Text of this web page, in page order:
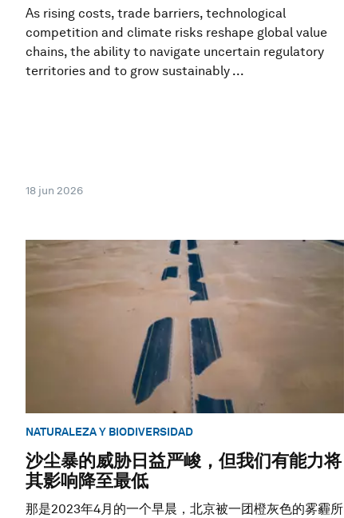
As rising costs, trade barriers, technological
competition and climate risks reshape global value
chains, the ability to navigate uncertain regulatory
territories and to grow sustainably ...
18 jun 2026
NATURALEZA Y BIODIVERSIDAD
沙尘暴的威胁日益严峻，但我们有能力将
其影响降至最低
那是2023年4月的一个早晨，北京被一团橙灰色的雾霾所